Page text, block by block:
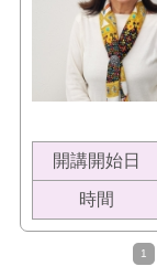
開講開始日
時間
1